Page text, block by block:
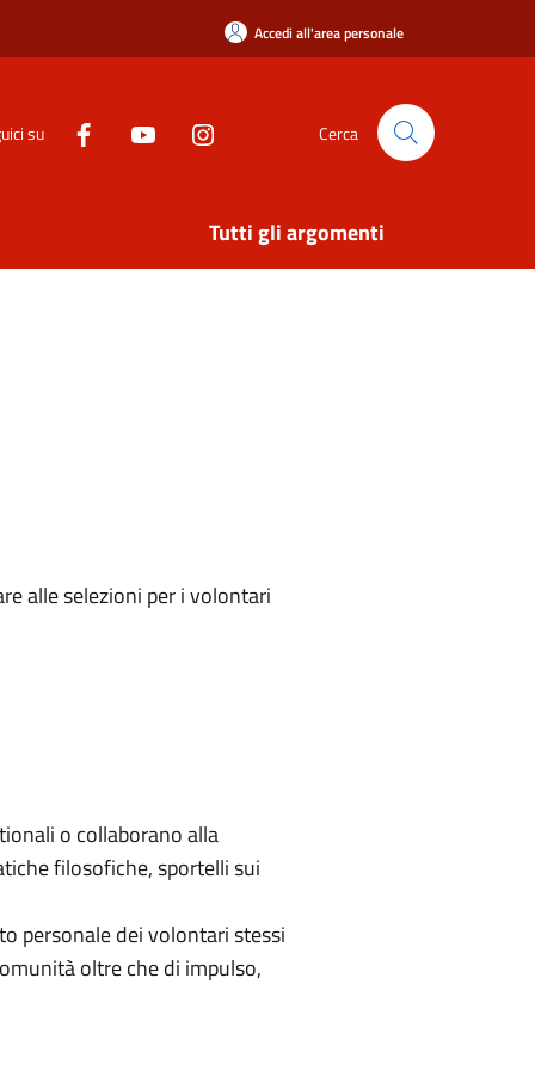
Accedi all'area personale
su Cerca
Tutti gli argomenti
alle selezioni per i volontari
o collaborano alla
filosofiche, sportelli sui
personale dei volontari stessi
oltre che di impulso,